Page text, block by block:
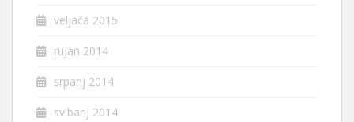
veljača 2015
rujan 2014
srpanj 2014
svibanj 2014